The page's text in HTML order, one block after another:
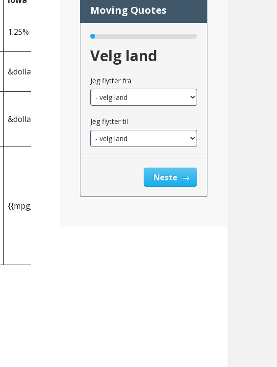
1.25%
&dollar;215 458
&dollar;2 693
{{mpg_gjennomsnittlig_inntekt_etter_eiendomsskatt_2}}
Velg land
Jeg flytter fra
Jeg flytter til
Neste